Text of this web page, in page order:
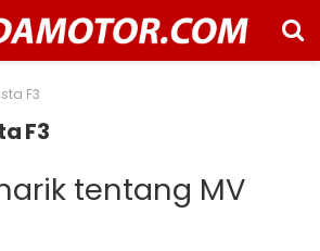
F3
F3
tentang MV